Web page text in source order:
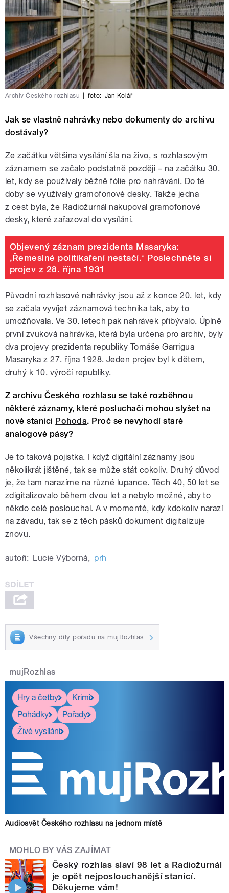
Archiv Českého rozhlasu foto: Jan Kolář
Jak se vlastně nahrávky nebo dokumenty do archivu
dostávaly?
Ze začátku většina vysílání šla na živo, s rozhlasovým
záznamem se začalo podstatně později – na začátku 30.
let, kdy se používaly běžně fólie pro nahrávání. Do té
doby se využívaly gramofonové desky. Takže jedna
z cest byla, že Radiožurnál nakupoval gramofonové
desky, které zařazoval do vysílání.
Objevený záznam prezidenta Masaryka:
‚Řemeslné politikaření nestačí.‘ Poslechněte si
projev z 28. října 1931
Původní rozhlasové nahrávky jsou až z konce 20. let, kdy
se začala vyvíjet záznamová technika tak, aby to
umožňovala. Ve 30. letech pak nahrávek přibývalo. Úplně
první zvuková nahrávka, která byla určena pro archiv, byly
dva projevy prezidenta republiky Tomáše Garrigua
Masaryka z 27. října 1928. Jeden projev byl k dětem,
druhý k 10. výročí republiky.
Z archivu Českého rozhlasu se také rozběhnou
některé záznamy, které posluchači mohou slyšet na
nové stanici Pohoda. Proč se nevyhodí staré
analogové pásy?
Je to taková pojistka. I když digitální záznamy jsou
několikrát jištěné, tak se může stát cokoliv. Druhý důvod
je, že tam narazíme na různé lupance. Těch 40, 50 let se
zdigitalizovalo během dvou let a nebylo možné, aby to
někdo celé poslouchal. A v momentě, kdy kdokoliv narazí
na závadu, tak se z těch pásků dokument digitalizuje
znovu.
autoři: Lucie Výborná, prh
Všechny díly pořadu na mujRozhlas
mujRozhlas
Hry a četby
Krimi
Pohádky
Pořady
Živé vysílání
Audiosvět Českého rozhlasu na jednom místě
MOHLO BY VÁS ZAJÍMAT
Český rozhlas slaví 98 let a Radiožurnál
je opět nejposlouchanější stanicí.
Děkujeme vám!